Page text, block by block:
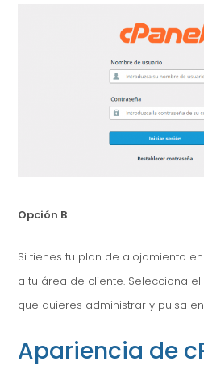
Opción B
Si tienes tu plan de alojamiento
a tu área de cliente. Selecciona
que quieres administrar y pulsa
Apariencia de